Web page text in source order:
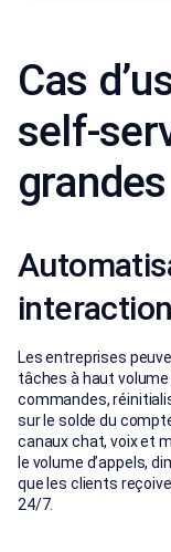
Cas
self-
Les entreprises
tâches à haut
commandes,
sur le solde du
canaux chat, voix et
le volume d’appels,
que les clients
24/7.